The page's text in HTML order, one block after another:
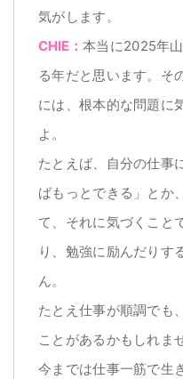
気がします。
CHIE： 本当に2025年
る年だと思います。そ
には、根本的な問題に
よ。
たとえば、自分の仕事
ばもっとできる」とか
て、それに気づくこと
り、勉強に励んだりす
ん。
たとえ仕事が順調でも
ことがあるかもしれま
今までは仕事一筋で生